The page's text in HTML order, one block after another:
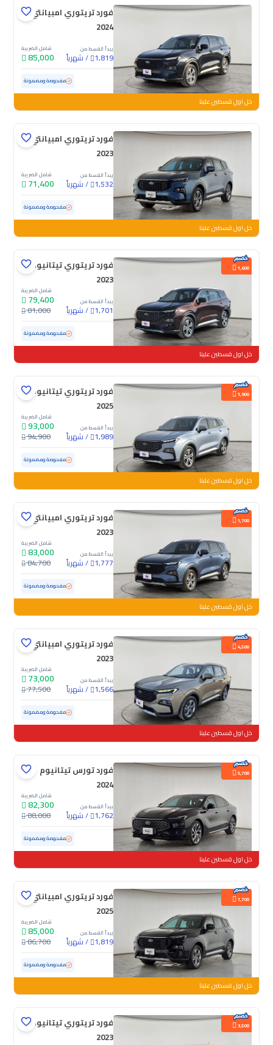
فورد تريتوري امبيانتي
2024
يبدأ القسط من
1,819
/شهرياً
شامل الضريبة
85,000
مستعملة 65,229 كم مفحوصة ومضمونة
خل اول قسطين علينا
فورد تريتوري امبيانتي
2023
يبدأ القسط من
1,532
/شهرياً
شامل الضريبة
71,400
مستعملة 78,151 كم مفحوصة ومضمونة
خل اول قسطين علينا
1,600
فورد تريتوري تيتانيوم
2023
يبدأ القسط من
1,701
/شهرياً
شامل الضريبة
79,400
81,000
مستعملة 68,277 كم مفحوصة ومضمونة
خل اول قسطين علينا
1,900
فورد تريتوري تيتانيوم
2025
يبدأ القسط من
1,989
/شهرياً
شامل الضريبة
93,000
94,900
مستعملة 52,155 كم مفحوصة ومضمونة
خل اول قسطين علينا
1,700
فورد تريتوري امبيانتي
2023
يبدأ القسط من
1,777
/شهرياً
شامل الضريبة
83,000
84,700
مستعملة 49,964 كم ممشى قليل مفحوصة ومضمونة
خل اول قسطين علينا
4,500
فورد تريتوري امبيانتي
2023
يبدأ القسط من
1,566
/شهرياً
شامل الضريبة
73,000
77,500
مستعملة 61,596 كم مفحوصة ومضمونة
خل اول قسطين علينا
5,700
فورد تورس تيتانيوم
2024
يبدأ القسط من
1,762
/شهرياً
شامل الضريبة
82,300
88,000
مستعملة 111,915 كم مفحوصة ومضمونة
خل اول قسطين علينا
1,700
فورد تريتوري امبيانتي
2025
يبدأ القسط من
1,819
/شهرياً
شامل الضريبة
85,000
86,700
مستعملة 36,506 كم ممشى قليل مفحوصة ومضمونة
خل اول قسطين علينا
3,500
فورد تريتوري تيتانيوم
2023